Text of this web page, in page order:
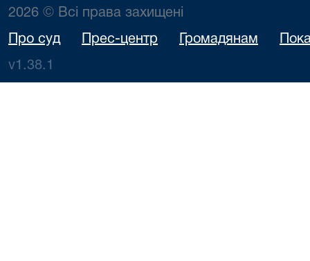
2026 © Всі права захищені
Про суд Прес-центр Громадянам
v1.38.1